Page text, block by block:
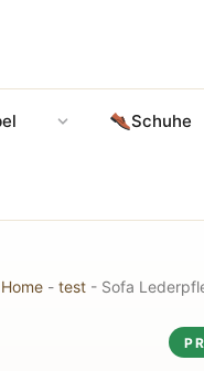
Schuhe
Home - test - Sofa